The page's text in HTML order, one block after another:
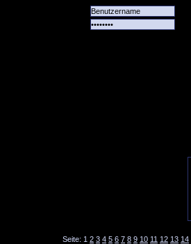
Seite: 1 2 3 4 5 6 7 8 9 10 11 12 13 14